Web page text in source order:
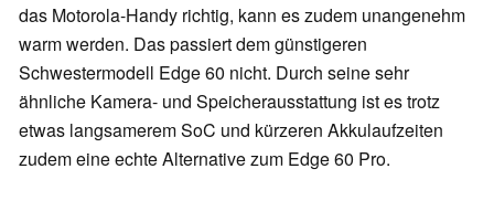
das Motorola-Handy richtig, kann es zudem unangenehm
warm werden. Das passiert dem günstigeren
Schwestermodell Edge 60 nicht. Durch seine sehr
ähnliche Kamera- und Speicherausstattung ist es trotz
etwas langsamerem SoC und kürzeren Akkulaufzeiten
zudem eine echte Alternative zum Edge 60 Pro.